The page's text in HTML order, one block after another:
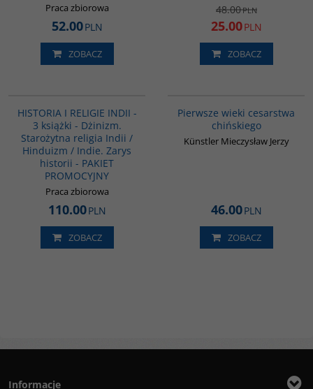
Praca zbiorowa
52.00PLN
ZOBACZ
48.00PLN
25.00PLN
ZOBACZ
HISTORIA I RELIGIE INDII -
3 książki - Dżinizm.
Starożytna religia Indii /
Hinduizm / Indie. Zarys
historii - PAKIET
PROMOCYJNY
Praca zbiorowa
110.00PLN
ZOBACZ
Pierwsze wieki cesarstwa
chińskiego
Künstler Mieczysław Jerzy
46.00PLN
ZOBACZ
Informacje